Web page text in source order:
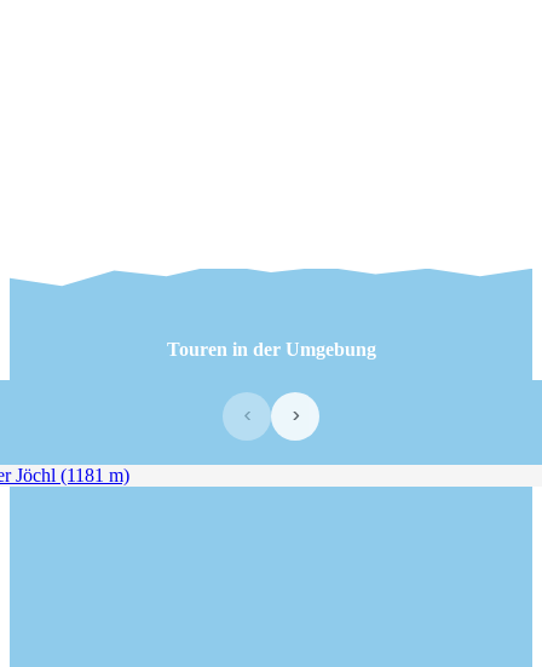
Touren in der Umgebung
‹ ›